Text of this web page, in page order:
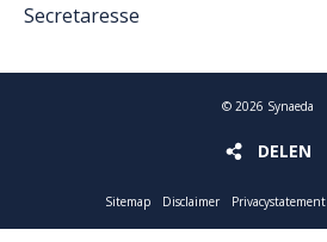
Secretaresse
© 2026 Synaeda
DELEN
DELEN
Sitemap Disclaimer Privacystatement